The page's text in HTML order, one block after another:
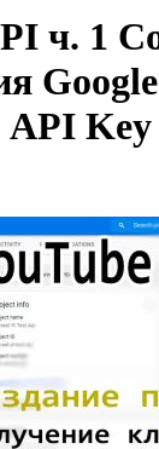
ч. 1
API Key